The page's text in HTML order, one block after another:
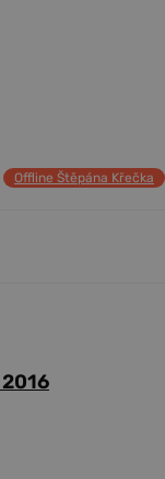
Offline Štěpána Křečka